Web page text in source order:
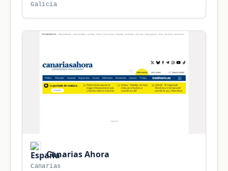
Galicia
Canarias Ahora
Canarias